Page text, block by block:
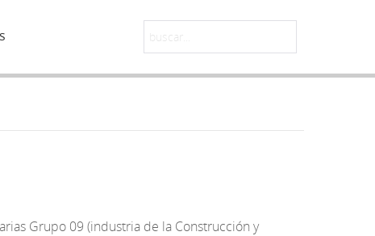
Grupo 09 (industria de la Construcción y